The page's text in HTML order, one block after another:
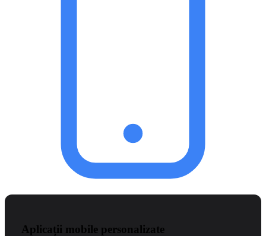
Aplicații mobile personalizate